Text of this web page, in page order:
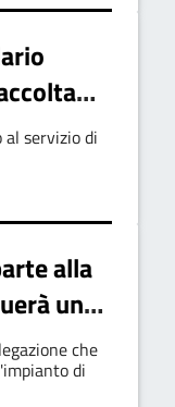
servizio di
alla
un
di
che
di